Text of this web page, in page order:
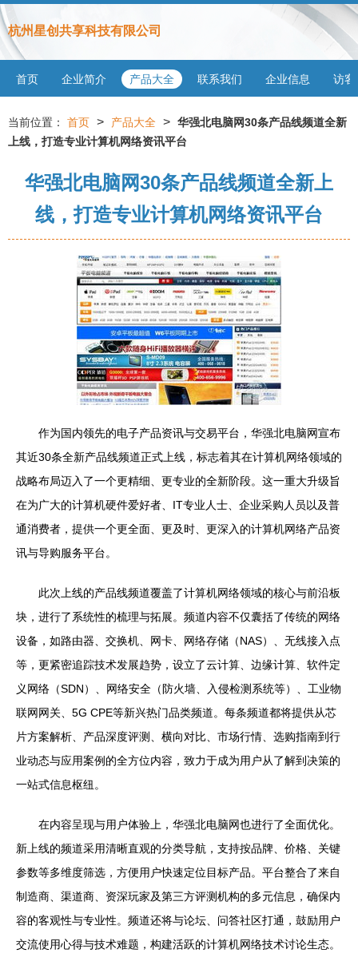
杭州星创共享科技有限公司
首页 企业简介 产品大全 联系我们 企业信息 访客
当前位置： 首页 > 产品大全 > 华强北电脑网30条产品线频道全新
上线，打造专业计算机网络资讯平台
华强北电脑网30条产品线频道全新上
线，打造专业计算机网络资讯平台
作为国内领先的电子产品资讯与交易平台，华强北电脑网宣布
其近30条全新产品线频道正式上线，标志着其在计算机网络领域的
战略布局迈入了一个更精细、更专业的全新阶段。这一重大升级旨
在为广大的计算机硬件爱好者、IT专业人士、企业采购人员以及普
通消费者，提供一个更全面、更及时、更深入的计算机网络产品资
讯与导购服务平台。
此次上线的产品线频道覆盖了计算机网络领域的核心与前沿板
块，进行了系统性的梳理与拓展。频道内容不仅囊括了传统的网络
设备，如路由器、交换机、网卡、网络存储（NAS）、无线接入点
等，更紧密追踪技术发展趋势，设立了云计算、边缘计算、软件定
义网络（SDN）、网络安全（防火墙、入侵检测系统等）、工业物
联网网关、5G CPE等新兴热门品类频道。每条频道都将提供从芯
片方案解析、产品深度评测、横向对比、市场行情、选购指南到行
业动态与应用案例的全方位内容，致力于成为用户从了解到决策的
一站式信息枢纽。
在内容呈现与用户体验上，华强北电脑网也进行了全面优化。
新上线的频道采用清晰直观的分类导航，支持按品牌、价格、关键
参数等多维度筛选，方便用户快速定位目标产品。平台整合了来自
制造商、渠道商、资深玩家及第三方评测机构的多元信息，确保内
容的客观性与专业性。频道还将与论坛、问答社区打通，鼓励用户
交流使用心得与技术难题，构建活跃的计算机网络技术讨论生态。